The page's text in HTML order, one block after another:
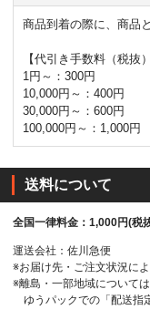
商品到着の際に、商品
【代引き手数料（税抜）
1円～：300円
10,000円～：400円
30,000円～：600円
100,000円～：1,000円
送料について
全国一律料金：1,000円(税
運送会社：佐川急便
※お届け先・ご注文状況に
※離島・一部地域について
ゆうパックでの「配送指